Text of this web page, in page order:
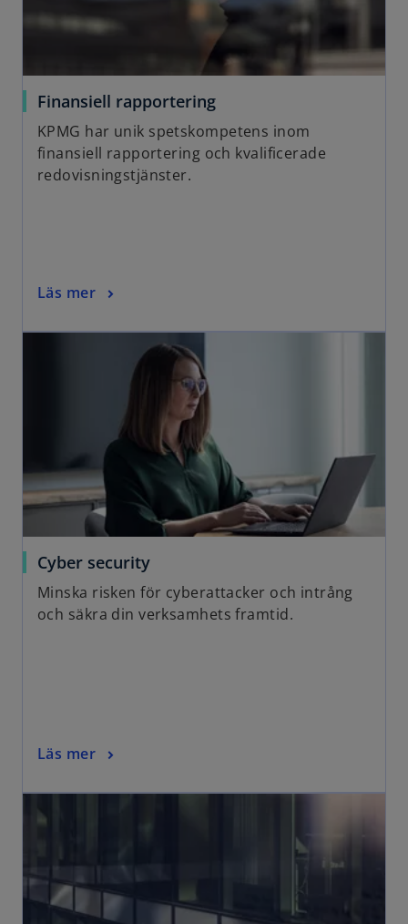
Finansiell rapportering
KPMG har unik spetskompetens inom
finansiell rapportering och kvalificerade
redovisningstjänster.
Läs mer
Cyber security
Minska risken för cyberattacker och intrång
och säkra din verksamhets framtid.
Läs mer